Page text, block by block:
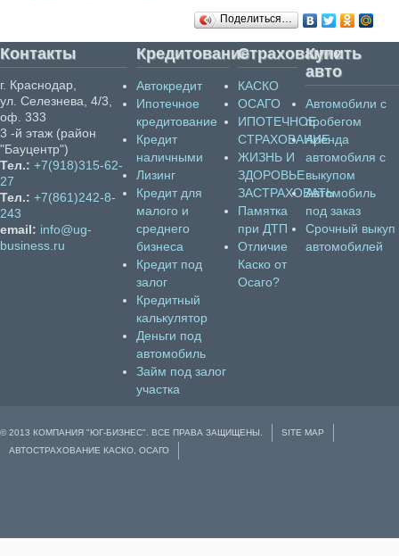
Поделиться…
Контакты
г. Краснодар,
ул. Селезнева, 4/3,
оф. 333
3 -й этаж (район
"Бауцентр")
Тел.: +7(918)315-62-
27
Тел.: +7(861)242-8-
243
email: info@ug-
business.ru
Кредитование
Автокредит
Ипотечное
кредитование
Кредит
наличными
Лизинг
Кредит для
малого и
среднего
бизнеса
Кредит под
залог
Кредитный
калькулятор
Деньги под
автомобиль
Займ под залог
участка
Страхование
КАСКО
ОСАГО
ИПОТЕЧНОЕ
СТРАХОВАНИЕ
ЖИЗНЬ И
ЗДОРОВЬЕ
ЗАСТРАХОВАТЬ
Памятка
при ДТП
Отличие
Каско от
Осаго?
Купить
авто
Автомобили с
пробегом
Аренда
автомобиля с
выкупом
Автомобиль
под заказ
Срочный выкуп
автомобилей
© 2013 КОМПАНИЯ "ЮГ-БИЗНЕС". ВСЕ ПРАВА ЗАЩИЩЕНЫ.
SITE MAP
АВТОСТРАХОВАНИЕ КАСКО, ОСАГО